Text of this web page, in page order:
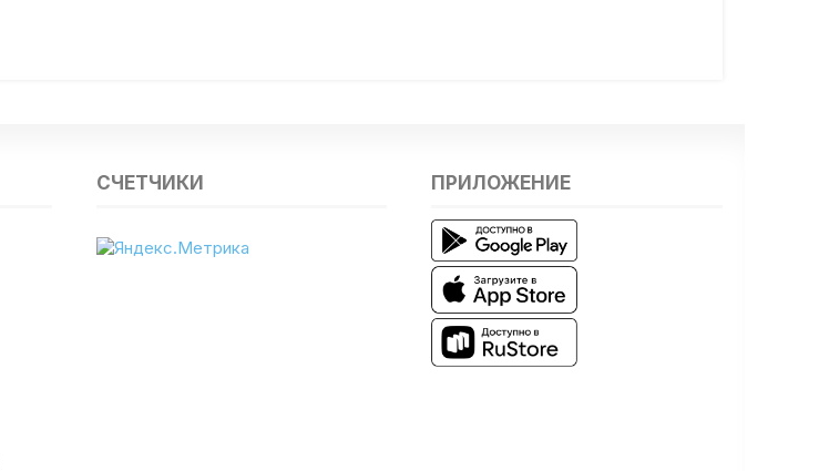
СЧЕТЧИКИ ПРИЛОЖЕНИЕ